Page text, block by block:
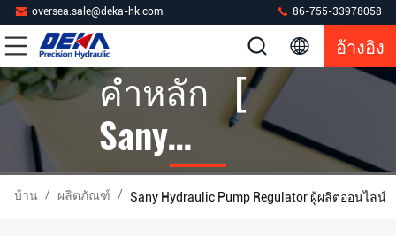
oversea.sale@deka-hk.com 86-755-33978058
อ้างอิง
คำหลัก [
Sany
Hydraulic
บ้าน / ผลิตภัณฑ์ / Sany Hydraulic Pump Regulator ผู้ผลิตออนไลน์